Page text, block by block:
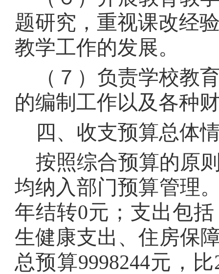
题研究，重视课改经
教学工作的发展。
（７）负责学校教
的编制工作以及各种
四、收支预算总体
按照综合预算的原
均纳入部门预算管理
年结转0元；支出包
生健康支出、住房保
总预算9998244元，比